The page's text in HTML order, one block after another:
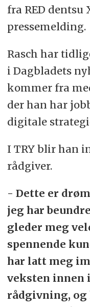
fra RED dentsu
pressemelding.
Rasch har
i Dagbladets
kommer fra
der han har
digitale
I TRY blir han
rådgiver.
- Dette er
jeg har
gleder meg
spennende
har latt meg
veksten innen
rådgivning, og